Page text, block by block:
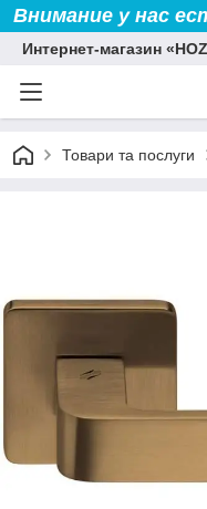
Внимание у нас
Интернет-магазин
Товари та послуги